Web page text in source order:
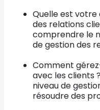
Quelle est
des relations
comprendre le
de gestion des
Comment
avec les clients
niveau de
résoudre des